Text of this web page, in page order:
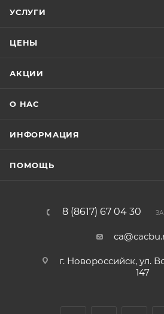
УСЛУГИ
ЦЕНЫ
АКЦИИ
О НАС
ИНФОРМАЦИЯ
ПОМОЩЬ
8 (8617) 67 04 30
г. Новороссийск, ул.
147